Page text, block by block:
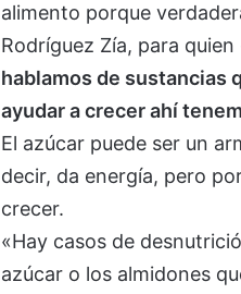
alimento porque
Rodríguez Zía, para
hablamos de sustancias
ayudar a crecer ahí
El azúcar puede ser un
decir, da energía, pero
crecer.
«Hay casos de
azúcar o los almidones